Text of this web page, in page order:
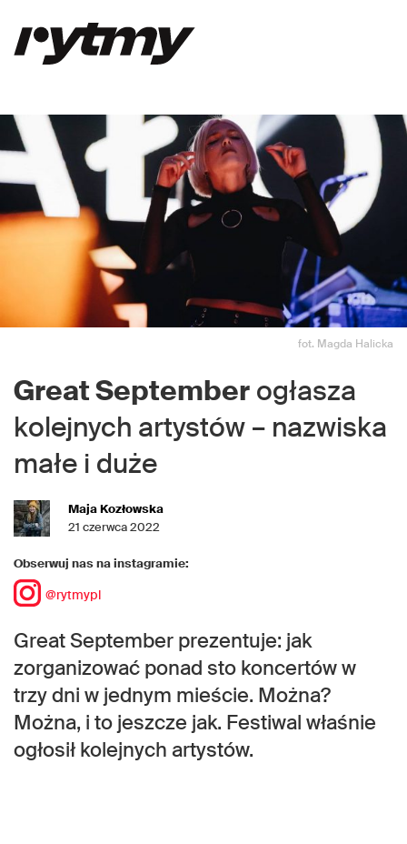
fot. Magda Halicka
Great September ogłasza
kolejnych artystów – nazwiska
małe i duże
Maja Kozłowska
21 czerwca 2022
Obserwuj nas na instagramie:
@rytmypl
Great September prezentuje: jak
zorganizować ponad sto koncertów w
trzy dni w jednym mieście. Można?
Można, i to jeszcze jak. Festiwal właśnie
ogłosił kolejnych artystów.